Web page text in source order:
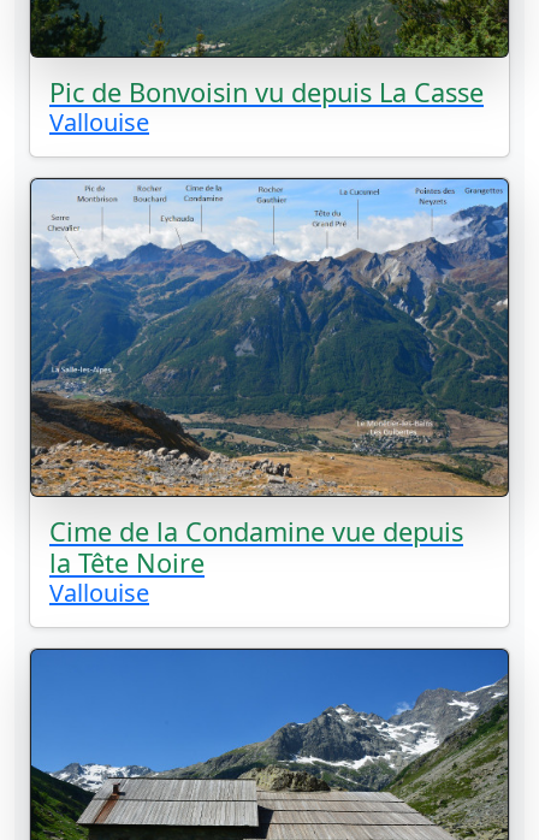
Pic de Bonvoisin vu depuis La Casse
Vallouise
Cime de la Condamine vue depuis
la Tête Noire
Vallouise